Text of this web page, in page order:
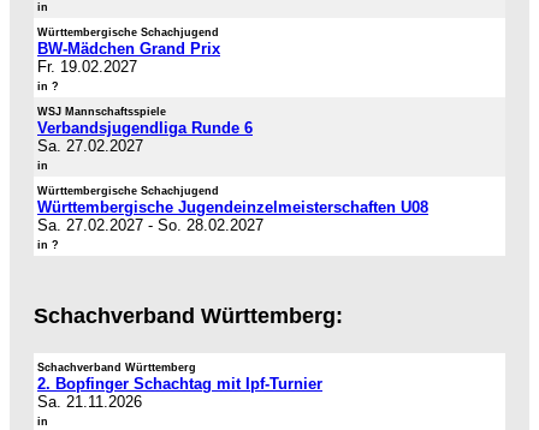
in
Württembergische Schachjugend
BW-Mädchen Grand Prix
Fr. 19.02.2027
in ?
WSJ Mannschaftsspiele
Verbandsjugendliga Runde 6
Sa. 27.02.2027
in
Württembergische Schachjugend
Württembergische Jugendeinzelmeisterschaften U08
Sa. 27.02.2027 - So. 28.02.2027
in ?
Schachverband Württemberg:
Schachverband Württemberg
2. Bopfinger Schachtag mit Ipf-Turnier
Sa. 21.11.2026
in